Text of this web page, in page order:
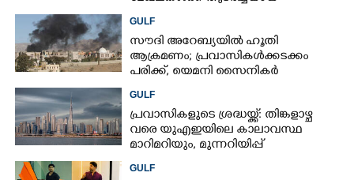
GULF
സൗദി അറേബ്യയിൽ ഹൂതി
ആക്രമണം; പ്രവാസികൾക്കടക്കം
പരിക്ക്, യെമനി സൈനികർ
GULF
പ്രവാസികളുടെ ശ്രദ്ധയ്ക്ക്: തിങ്കളാഴ്ച
വരെ യുഎഇയിലെ കാലാവസ്ഥ
മാറിമറിയും, മുന്നറിയിപ്പ്
GULF